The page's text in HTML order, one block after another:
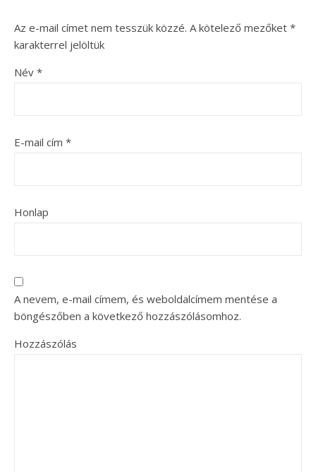
Az e-mail címet nem tesszük közzé. A kötelező mezőket *
karakterrel jelöltük
Név *
E-mail cím *
Honlap
A nevem, e-mail címem, és weboldalcímem mentése a
böngészőben a következő hozzászólásomhoz.
Hozzászólás